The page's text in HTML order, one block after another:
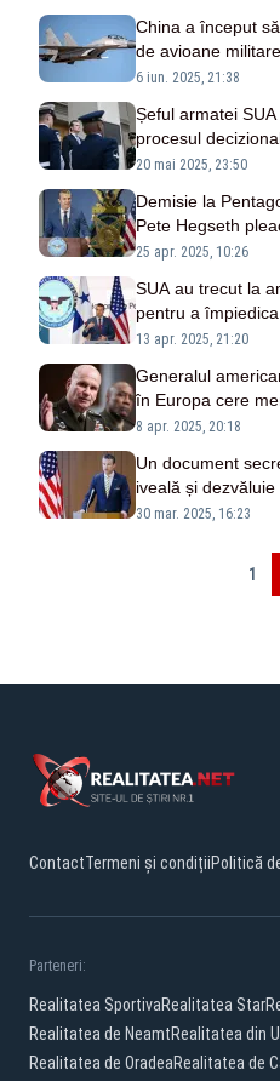
China a început să
de avioane
dintre cele două țări
6 iun. 2025, 21:38
Șeful armatei
procesul
Afganistan de sub
20 mai 2025, 23:50
Demisie la
Pete Hegseth
mesajelor secrete
25 apr. 2025, 10:26
SUA au trecut la
pentru a
nucleară”
13 apr. 2025, 21:20
Generalul
în Europa cere
continent
8 apr. 2025, 20:18
Un document
iveală și dezvăluie
inamic al SUA și
30 mar. 2025, 16:23
1
ContactTermeni și condițiiPolitică
Parteneri:
Realitatea SportivaRealitatea Star
Realitatea de NeamtRealitatea din
Realitatea de OradeaRealitatea de